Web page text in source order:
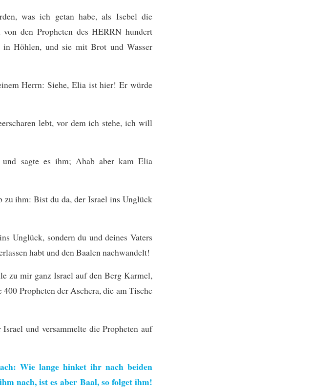
was ich getan habe, als Isebel die
den Propheten des HERRN hundert
Höhlen, und sie mit Brot und Wasser
Herrn: Siehe, Elia ist hier! Er würde
lebt, vor dem ich stehe, ich will
sagte es ihm; Ahab aber kam Elia
zu ihm: Bist du da, der Israel ins Unglück
Unglück, sondern du und deines Vaters
habt und den Baalen nachwandelt!
zu mir ganz Israel auf den Berg Karmel,
Propheten der Aschera, die am Tische
und versammelte die Propheten auf
Wie lange hinket ihr nach beiden
nach, ist es aber Baal, so folget ihm!